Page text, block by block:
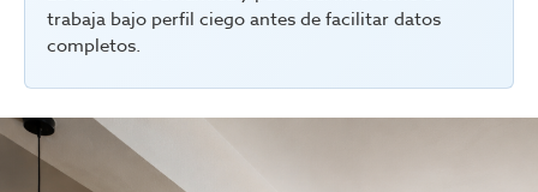
trabaja bajo perfil ciego antes de facilitar datos
completos.